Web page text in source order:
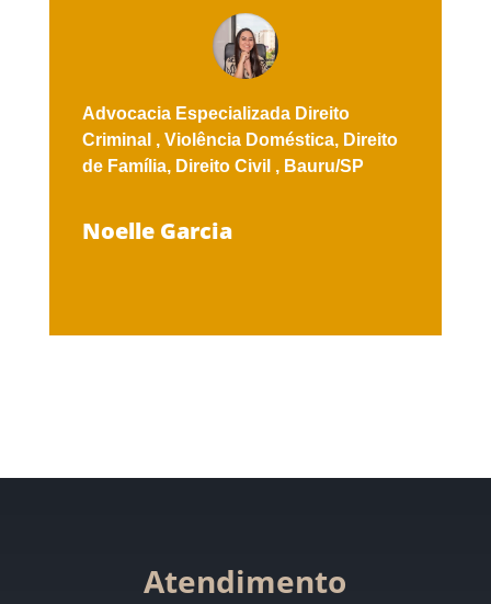
Advocacia Especializada Direito
Criminal , Violência Doméstica, Direito
de Família, Direito Civil , Bauru/SP
Noelle Garcia
Atendimento